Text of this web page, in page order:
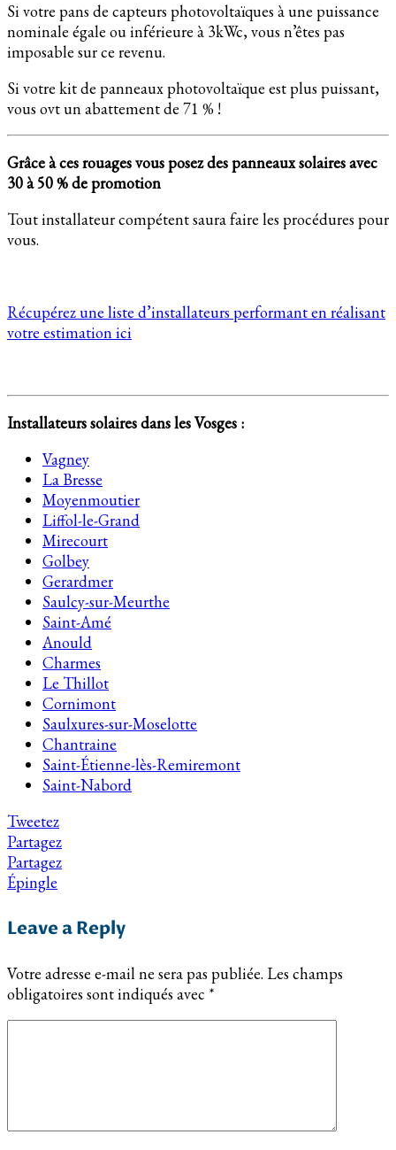
Si votre pans de capteurs photovoltaïques à une puissance
nominale égale ou inférieure à 3kWc, vous n’êtes pas
imposable sur ce revenu.
Si votre kit de panneaux photovoltaïque est plus puissant,
vous ovt un abattement de 71 % !
Grâce à ces rouages vous posez des panneaux solaires avec
30 à 50 % de promotion
Tout installateur compétent saura faire les procédures pour
vous.
Récupérez une liste d’installateurs performant en réalisant
votre estimation ici
Installateurs solaires dans les Vosges :
Vagney
La Bresse
Moyenmoutier
Liffol-le-Grand
Mirecourt
Golbey
Gerardmer
Saulcy-sur-Meurthe
Saint-Amé
Anould
Charmes
Le Thillot
Cornimont
Saulxures-sur-Moselotte
Chantraine
Saint-Étienne-lès-Remiremont
Saint-Nabord
Tweetez
Partagez
Partagez
Épingle
Leave a Reply
Votre adresse e-mail ne sera pas publiée. Les champs
obligatoires sont indiqués avec *